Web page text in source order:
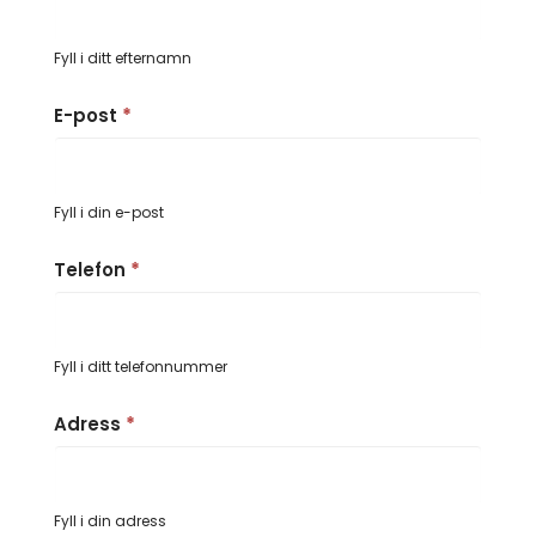
Fyll i ditt efternamn
E-post *
Fyll i din e-post
Telefon *
Fyll i ditt telefonnummer
Adress *
Fyll i din adress